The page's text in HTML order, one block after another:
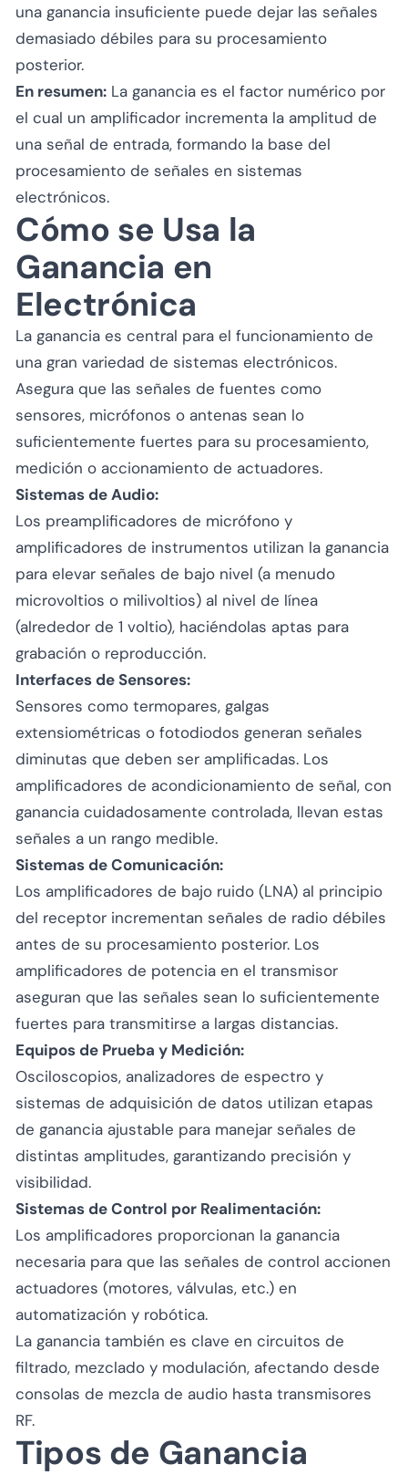
una ganancia insuficiente puede dejar las señales
demasiado débiles para su procesamiento
posterior.
En resumen: La ganancia es el factor numérico por
el cual un amplificador incrementa la amplitud de
una señal de entrada, formando la base del
procesamiento de señales en sistemas
electrónicos.
Cómo se Usa la
Ganancia en
Electrónica
La ganancia es central para el funcionamiento de
una gran variedad de sistemas electrónicos.
Asegura que las señales de fuentes como
sensores, micrófonos o antenas sean lo
suficientemente fuertes para su procesamiento,
medición o accionamiento de actuadores.
Sistemas de Audio:
Los preamplificadores de micrófono y
amplificadores de instrumentos utilizan la ganancia
para elevar señales de bajo nivel (a menudo
microvoltios o milivoltios) al nivel de línea
(alrededor de 1 voltio), haciéndolas aptas para
grabación o reproducción.
Interfaces de Sensores:
Sensores como termopares, galgas
extensiométricas o fotodiodos generan señales
diminutas que deben ser amplificadas. Los
amplificadores de acondicionamiento de señal, con
ganancia cuidadosamente controlada, llevan estas
señales a un rango medible.
Sistemas de Comunicación:
Los amplificadores de bajo ruido (LNA) al principio
del receptor incrementan señales de radio débiles
antes de su procesamiento posterior. Los
amplificadores de potencia en el transmisor
aseguran que las señales sean lo suficientemente
fuertes para transmitirse a largas distancias.
Equipos de Prueba y Medición:
Osciloscopios, analizadores de espectro y
sistemas de adquisición de datos utilizan etapas
de ganancia ajustable para manejar señales de
distintas amplitudes, garantizando precisión y
visibilidad.
Sistemas de Control por Realimentación:
Los amplificadores proporcionan la ganancia
necesaria para que las señales de control accionen
actuadores (motores, válvulas, etc.) en
automatización y robótica.
La ganancia también es clave en circuitos de
filtrado, mezclado y modulación, afectando desde
consolas de mezcla de audio hasta transmisores
RF.
Tipos de Ganancia